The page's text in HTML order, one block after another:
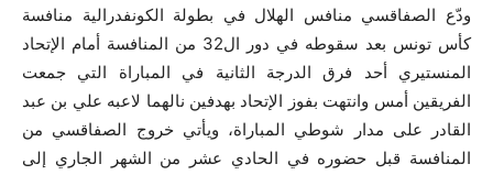
ودّع الصفاقسي منافس الهلال في بطولة الكونفدرالية منافسة
كأس تونس بعد سقوطه في دور ال32 من المنافسة أمام الإتحاد
المنستيري أحد فرق الدرجة الثانية في المباراة التي جمعت
الفريقين أمس وانتهت بفوز الإتحاد بهدفين نالهما لاعبه علي بن عبد
القادر على مدار شوطي المباراة، ويأتي خروج الصفاقسي من
المنافسة قبل حضوره في الحادي عشر من الشهر الجاري إلى